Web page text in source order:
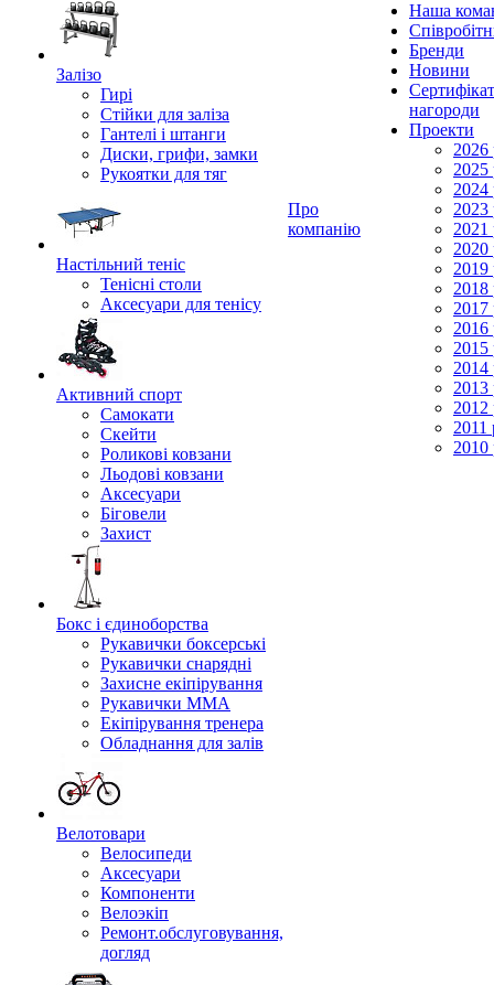
Залізо
Гирі
Стійки для заліза
Гантелі і штанги
Диски, грифи, замки
Рукоятки для тяг
Настільний теніс
Тенісні столи
Аксесуари для тенісу
Активний спорт
Самокати
Скейти
Роликові ковзани
Льодові ковзани
Аксесуари
Біговели
Захист
Бокс і єдиноборства
Рукавички боксерські
Рукавички снарядні
Захисне екіпірування
Рукавички ММА
Екіпірування тренера
Обладнання для залів
Велотовари
Велосипеди
Аксесуари
Компоненти
Велоэкіп
Ремонт.обслуговування,
догляд
Про
компанію
Наша
Бренди
Новини
нагороди
Проекти
2026
2025
2024
2023
2021
2020
2019
2018
2017
2016
2015
2014
2013
2012
2011
2010